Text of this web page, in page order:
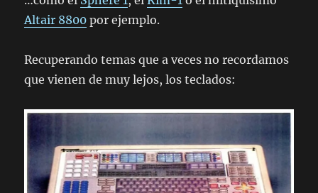
Altair 8800 por ejemplo.
Recuperando temas que a veces no recordamos
que vienen de muy lejos, los teclados: